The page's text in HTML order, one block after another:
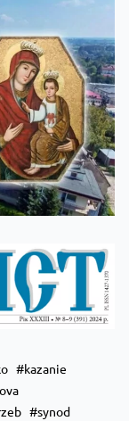
· Udostępnij
відкривати свої
(ШХА) —
лідерів.
Zobacz więcej
kazanie
synod